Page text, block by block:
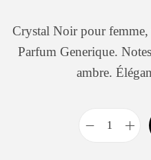
Crystal Noir pour
Parfum Generique.
ambre.